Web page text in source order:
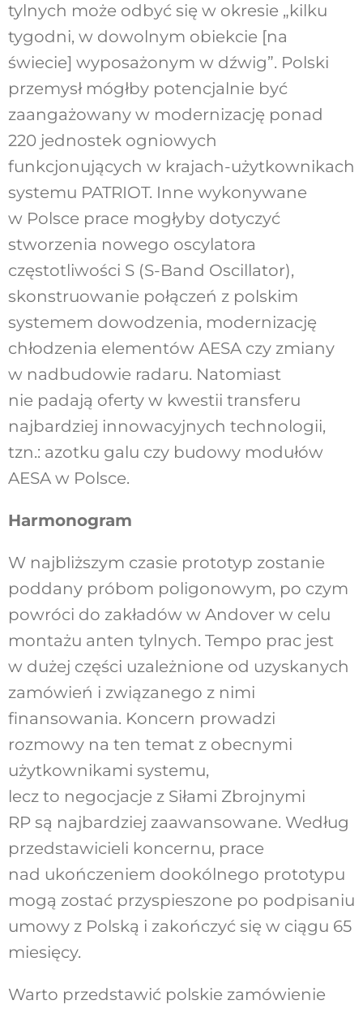
tylnych może odbyć się w okresie „kilku
tygodni, w dowolnym obiekcie [na
świecie] wyposażonym w dźwig”. Polski
przemysł mógłby potencjalnie być
zaangażowany w modernizację ponad
220 jednostek ogniowych
funkcjonujących w krajach-użytkownikach
systemu PATRIOT. Inne wykonywane
w Polsce prace mogłyby dotyczyć
stworzenia nowego oscylatora
częstotliwości S (S-Band Oscillator),
skonstruowanie połączeń z polskim
systemem dowodzenia, modernizację
chłodzenia elementów AESA czy zmiany
w nadbudowie radaru. Natomiast
nie padają oferty w kwestii transferu
najbardziej innowacyjnych technologii,
tzn.: azotku galu czy budowy modułów
AESA w Polsce.
Harmonogram
W najbliższym czasie prototyp zostanie
poddany próbom poligonowym, po czym
powróci do zakładów w Andover w celu
montażu anten tylnych. Tempo prac jest
w dużej części uzależnione od uzyskanych
zamówień i związanego z nimi
finansowania. Koncern prowadzi
rozmowy na ten temat z obecnymi
użytkownikami systemu,
lecz to negocjacje z Siłami Zbrojnymi
RP są najbardziej zaawansowane. Według
przedstawicieli koncernu, prace
nad ukończeniem dookólnego prototypu
mogą zostać przyspieszone po podpisaniu
umowy z Polską i zakończyć się w ciągu 65
miesięcy.
Warto przedstawić polskie zamówienie